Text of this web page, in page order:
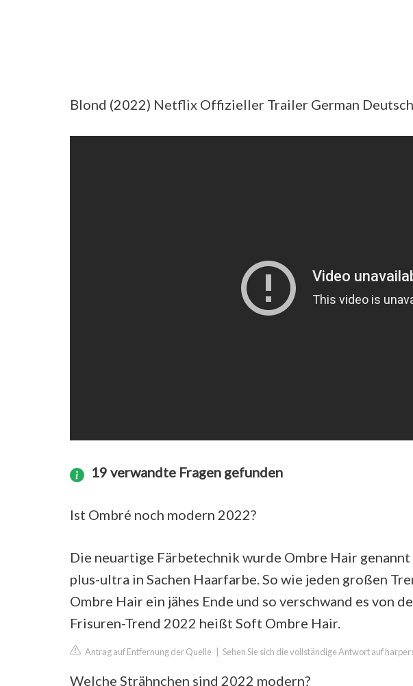
Blond (2022) Netflix Offizieller Trailer German Deutsch
19 verwandte Fragen gefunden
Ist Ombré noch modern 2022?
Die neuartige Färbetechnik wurde Ombre Hair
plus-ultra in Sachen Haarfarbe. So wie jeden großen
Ombre Hair ein jähes Ende und so verschwand es von
Frisuren-Trend 2022 heißt Soft Ombre Hair.
Antrag auf Entfernung der Quelle Sehen Sie sich die vollständige Antwort auf
Welche Strähnchen sind 2022 modern?